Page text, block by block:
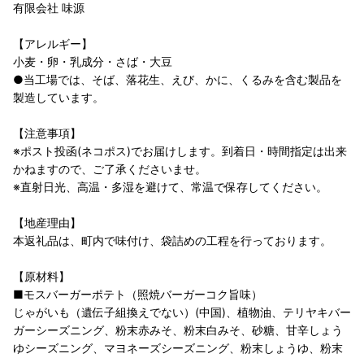
有限会社 味源
【アレルギー】
小麦・卵・乳成分・さば・大豆
●当工場では、そば、落花生、えび、かに、くるみを含む製品を
製造しています。
【注意事項】
※ポスト投函(ネコポス)でお届けします。到着日・時間指定は出来
かねますので、ご了承くださいませ。
※直射日光、高温・多湿を避けて、常温で保存してください。
【地産理由】
本返礼品は、町内で味付け、袋詰めの工程を行っております。
【原材料】
■モスバーガーポテト（照焼バーガーコク旨味）
じゃがいも（遺伝子組換えでない）(中国)、植物油、テリヤキバー
ガーシーズニング、粉末赤みそ、粉末白みそ、砂糖、甘辛しょう
ゆシーズニング、マヨネーズシーズニング、粉末しょうゆ、粉末